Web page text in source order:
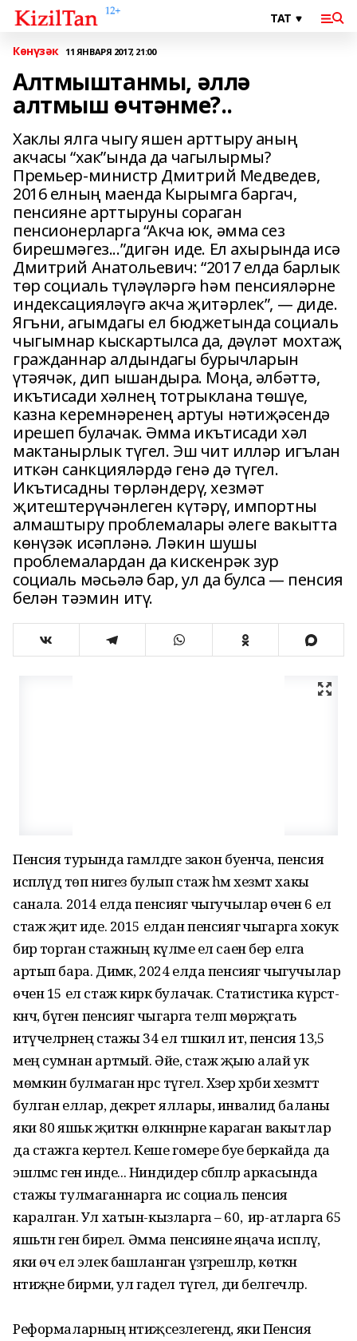
Көнүзәк 11 ЯНВАРЯ 2017, 21:00
Алтмыштанмы, әллә
алтмыш өчтәнме?..
Хаклы ялга чыгу яшен арттыру аның
акчасы “хак”ында да чагылырмы?
Премьер-министр Дмитрий Медведев,
2016 елның маенда Кырымга баргач,
пенсияне арттыруны сораган
пенсионерларга “Акча юк, әмма сез
бирешмәгез...”дигән иде. Ел ахырында исә
Дмитрий Анатольевич: “2017 елда барлык
төр социаль түләүләргә һәм пенсияләрне
индексацияләүгә акча җитәрлек”, — диде.
Ягъни, агымдагы ел бюджетында социаль
чыгымнар кыскартылса да, дәүләт мохтаҗ
гражданнар алдындагы бурычларын
үтәячәк, дип ышандыра. Моңа, әлбәттә,
икътисади хәлнең тотрыклана төшүе,
казна керемнәренең артуы нәтиҗәсендә
ирешеп булачак. Әмма икътисади хәл
мактанырлык түгел. Эш чит илләр игълан
иткән санкцияләрдә генә дә түгел.
Икътисадны төрләндерү, хезмәт
җитештерүчәнлеген күтәрү, импортны
алмаштыру проблемалары әлеге вакытта
көнүзәк исәпләнә. Ләкин шушы
проблемалардан да кискенрәк зур
социаль мәсьәлә бар, ул да булса — пенсия
белән тәэмин итү.
Пенсия турында гамәл­дәге закон буенча, пенсия
исәпләүдә төп нигез булып стаж һәм хезмәт хакы
санала. 2014 елда пенсиягә чыгучылар өчен 6 ел
стаж җитә иде. 2015 елдан пенсиягә чыгарга хокук
бирә торган стажның күләме ел саен бер елга
артып бара. Димәк, 2024 елда пенсиягә чыгучылар
өчен 15 ел стаж кирәк булачак. Статистика күрсәт­
кәнчә, бүген пенсиягә чыгарга теләп мөрәҗәгать
итүчеләрнең стажы 34 ел тәшкил итә, пенсия 13,5
мең сумнан артмый. Әйе, стаж җыю алай ук
мөмкин булмаган нәрсә түгел. Хәзер хәрби хезмәттә
булган еллар, декрет яллары, инвалид баланы
яки 80 яшькә җиткән өлкәннәрне караган вакытлар
да стажга кертелә. Кеше гомере буе беркайда да
эшләмәсә генә инде... Ниндидер сәбәпләр аркасында
стажы тулмаганнарга исә социаль пенсия
каралган. Ул хатын-кызларга – 60, ә ир-атларга 65
яшьтән генә бирелә. Әмма пенсияне яңача исәпләү,
яки өч ел элек башланган үзгәрешләр, көткән
нәтиҗәне бирми, ул гадел түгел, ди белгечләр.
Реформаларның нәти­җәсез­легендә, яки Пенсия